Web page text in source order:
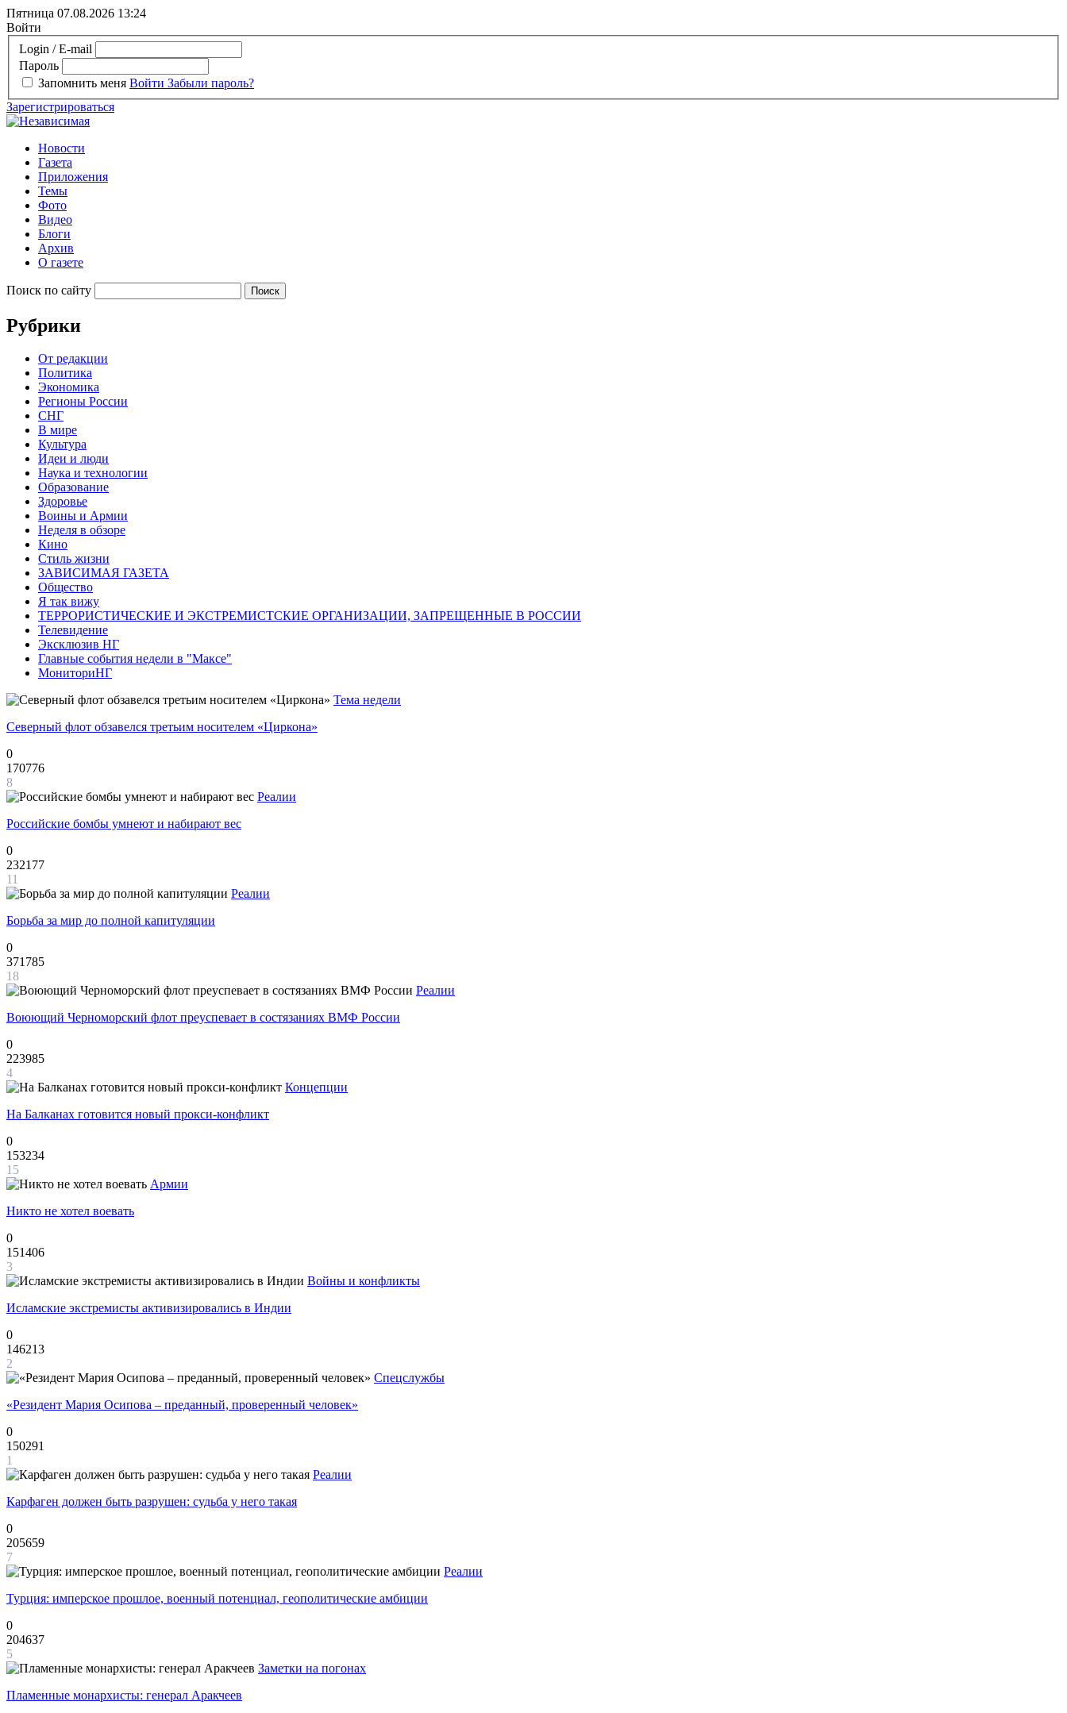
Пятница 07.08.2026 13:24
Войти
Login / E-mail
Пароль
Запомнить меня Войти Забыли пароль?
Зарегистрироваться
Новости
Газета
Приложения
Темы
Фото
Видео
Блоги
Архив
О газете
Поиск по сайту
Рубрики
От редакции
Политика
Экономика
Регионы России
СНГ
В мире
Культура
Идеи и люди
Наука и технологии
Образование
Здоровье
Воины и Армии
Неделя в обзоре
Кино
Стиль жизни
ЗАВИСИМАЯ ГАЗЕТА
Общество
Я так вижу
ТЕРРОРИСТИЧЕСКИЕ И ЭКСТРЕМИСТСКИЕ ОРГАНИЗАЦИИ, ЗАПРЕЩЕННЫЕ В РОССИИ
Телевидение
Эксклюзив НГ
Главные события недели в "Максе"
МониториНГ
Тема недели
Северный флот обзавелся третьим носителем «Циркона»
0
170776
8
Реалии
Российские бомбы умнеют и набирают вес
0
232177
11
Реалии
Борьба за мир до полной капитуляции
0
371785
18
Реалии
Воюющий Черноморский флот преуспевает в состязаниях ВМФ России
0
223985
4
Концепции
На Балканах готовится новый прокси-конфликт
0
153234
15
Армии
Никто не хотел воевать
0
151406
3
Войны и конфликты
Исламские экстремисты активизировались в Индии
0
146213
2
Спецслужбы
«Резидент Мария Осипова – преданный, проверенный человек»
0
150291
1
Реалии
Карфаген должен быть разрушен: судьба у него такая
0
205659
7
Реалии
Турция: имперское прошлое, военный потенциал, геополитические амбиции
0
204637
5
Заметки на погонах
Пламенные монархисты: генерал Аракчеев